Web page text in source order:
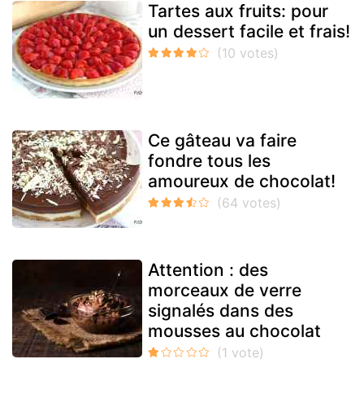
Tartes aux fruits: pour
un dessert facile et frais!
Ce gâteau va faire
fondre tous les
amoureux de chocolat!
Attention : des
morceaux de verre
signalés dans des
mousses au chocolat